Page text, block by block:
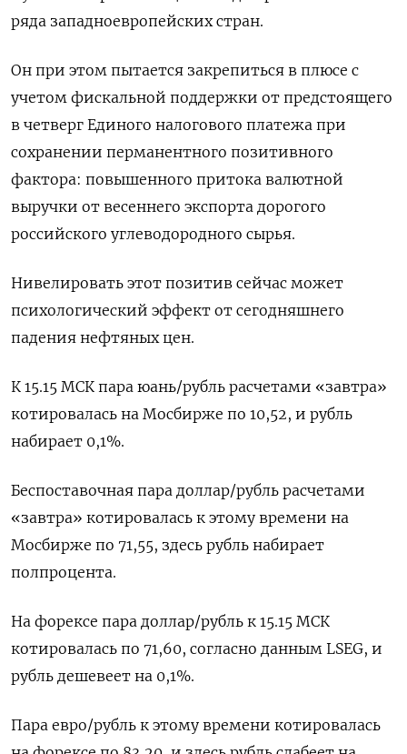
ряда западноевропейских стран.
Он при этом пытается закрепиться в плюсе с
учетом фискальной поддержки от предстоящего
в четверг Единого налогового платежа при
сохранении перманентного ‌позитивного
фактора: повышенного притока валютной
выручки от весеннего экспорта дорогого
российского углеводородного сырья.
Нивелировать этот позитив сейчас может
психологический эффект от сегодняшнего
падения нефтяных цен.
К 15.15 МСК пара юань/рубль расчетами «завтра»
котировалась на Мосбирже по 10,52, и рубль
набирает 0,1%.
Беспоставочная пара доллар/рубль расчетами
«завтра» котировалась к ​этому времени на
Мосбирже по 71,55, здесь ​рубль набирает
полпроцента.
На форексе пара доллар/рубль к ​15.15 МСК
⁠котировалась по 71,60, согласно данным LSEG, и
рубль дешевеет на 0,1%.
Пара евро/рубль к этому времени ‌котировалась